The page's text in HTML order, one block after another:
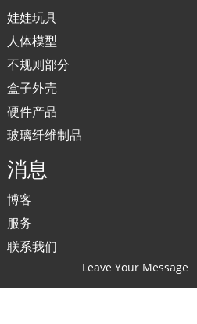
娃娃玩具
人体模型
不规则部分
盒子外壳
硬件产品
玻璃纤维制品
消息
博客
服务
联系我们
Leave Your Message